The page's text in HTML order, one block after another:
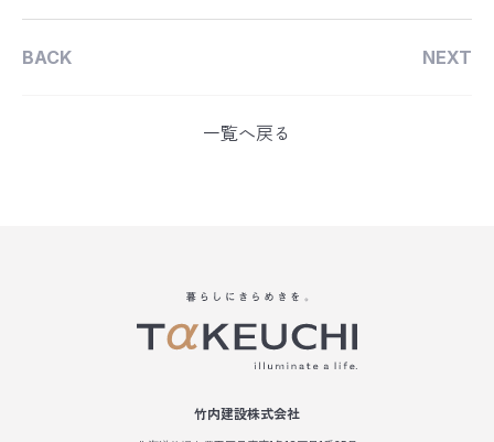
BACK
一覧へ戻る
NEXT
竹内建設株式会社